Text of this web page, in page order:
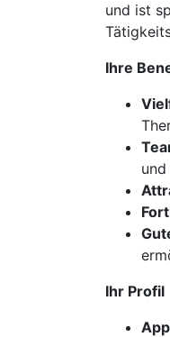
und ist
Ihre
Ihr Profil